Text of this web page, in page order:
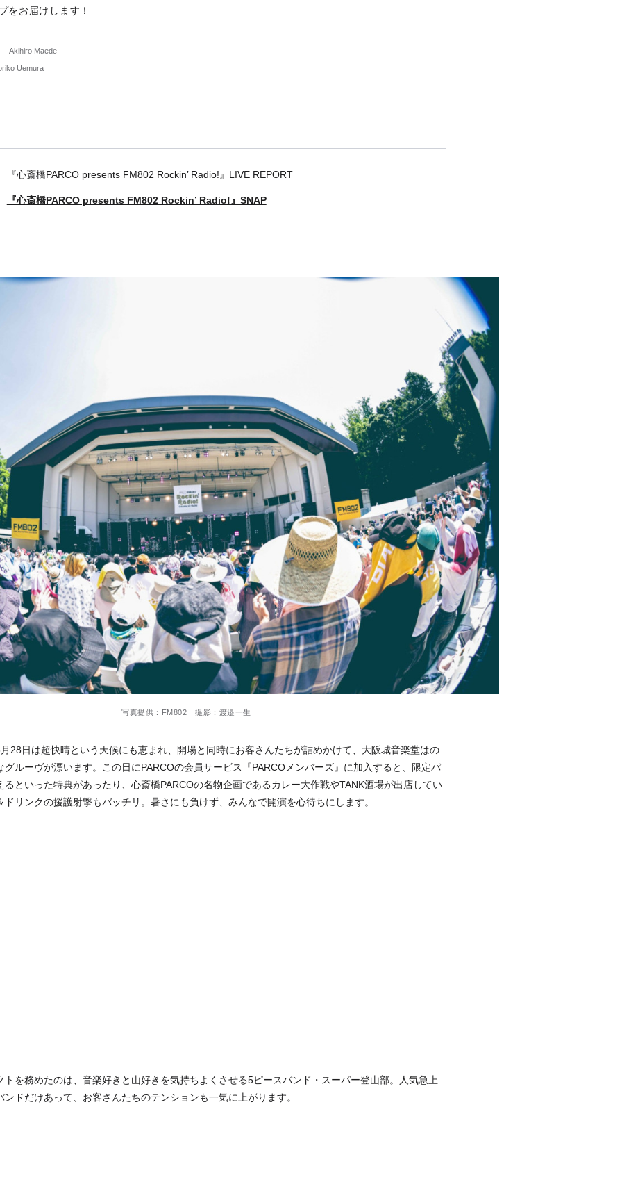
をお届けします！
Akihiro Maede
Uemura
『心斎橋PARCO presents FM802 Rockin’ Radio!』LIVE REPORT
『心斎橋PARCO presents FM802 Rockin’ Radio!』SNAP
写真提供：FM802 撮影：渡邉一生
28日は超快晴という天候にも恵まれ、開場と同時にお客さんたちが詰めかけて、大阪城音楽堂はの
グルーヴが漂います。この日にPARCOの会員サービス『PARCOメンバーズ』に加入すると、限定パ
るといった特典があったり、心斎橋PARCOの名物企画であるカレー大作戦やTANK酒場が出店してい
ドリンクの援護射撃もバッチリ。暑さにも負けず、みんなで開演を心待ちにします。
トを務めたのは、音楽好きと山好きを気持ちよくさせる5ピースバンド・スーパー登山部。人気急上
ンドだけあって、お客さんたちのテンションも一気に上がります。